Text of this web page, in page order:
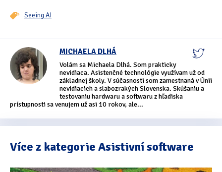
Seeing AI
MICHAELA DLHÁ
Volám sa Michaela Dlhá. Som prakticky
nevidiaca. Asistenčné technológie využívam už od
základnej školy. V súčasnosti som zamestnaná v Únii
nevidiacich a slabozrakých Slovenska. Skúšaniu a
testovaniu hardwaru a softwaru z hľadiska
prístupnosti sa venujem už asi 10 rokov, ale...
Více z kategorie Asistivní software